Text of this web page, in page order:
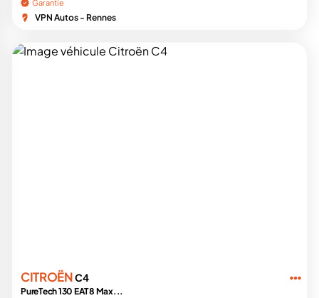
Garantie
VPN Autos - Rennes
CITROËNC4
PureTech 130 EAT8 Max...